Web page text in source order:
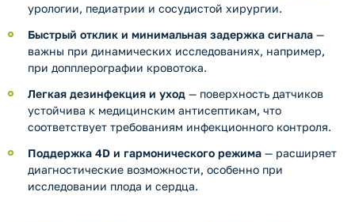
урологии, педиатрии и сосудистой хирургии.
Быстрый отклик и минимальная задержка сигнала —
важны при динамических исследованиях, например,
при допплерографии кровотока.
Легкая дезинфекция и уход — поверхность датчиков
устойчива к медицинским антисептикам, что
соответствует требованиям инфекционного контроля.
Поддержка 4D и гармонического режима — расширяет
диагностические возможности, особенно при
исследовании плода и сердца.